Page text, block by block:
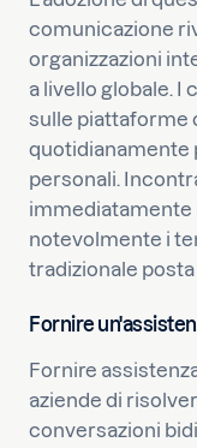
comunicazione
organizzazioni
a livello globale. I
sulle piattaforme
quotidianamente
personali.
immediatamente
notevolmente i
tradizionale
Fornire
Fornire
aziende di
conversazioni